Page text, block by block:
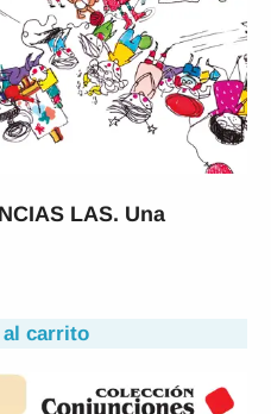
LAS. Una
carrito